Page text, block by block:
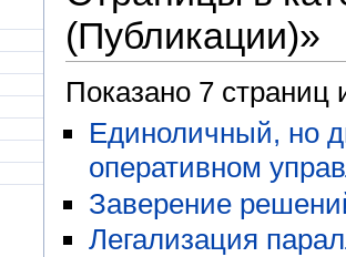
(Публикации)»
Показано 7 страниц
Единоличный, но
оперативном
Заверение
Легализация